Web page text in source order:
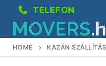
Ugrás
tartalomra
TELEFON
HOME KAZÁN SZÁLLÍTÁS